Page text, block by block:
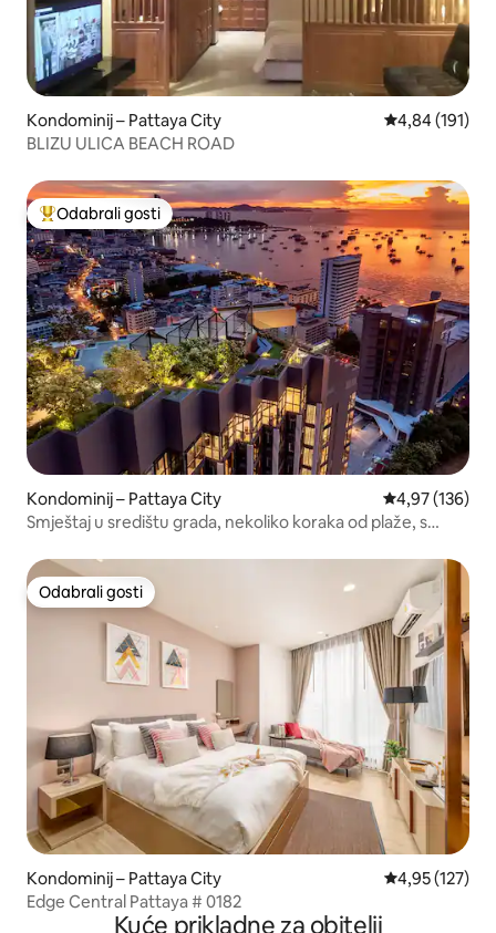
Kondominij – Pattaya City Prosječna
4,84 (191)
BLIZU ULICA BEACH ROAD
Među najviše rangiranima s oznakom „Odabrali gosti”
Odabrali gosti
Kondominij – Pattaya City Prosječna
4,97 (136)
Smještaj u središtu grada, nekoliko koraka od plaže, s
Odabrali gosti
Odabrali gosti
Kondominij – Pattaya City Prosječna
4,95 (127)
Edge Central Pattaya # 0182
Kuće prikladne za obitelji